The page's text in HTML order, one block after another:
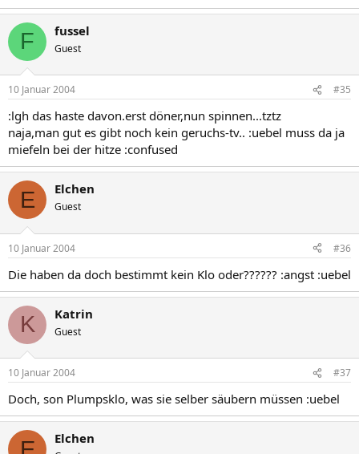
F fussel
Guest
10 Januar 2004 #35
:lgh das haste davon.erst döner,nun spinnen...tztz
naja,man gut es gibt noch kein geruchs-tv.. :uebel muss da ja
miefeln bei der hitze :confused
E Elchen
Guest
10 Januar 2004 #36
Die haben da doch bestimmt kein Klo oder?????? :angst :uebel
K Katrin
Guest
10 Januar 2004 #37
Doch, son Plumpsklo, was sie selber säubern müssen :uebel
E Elchen